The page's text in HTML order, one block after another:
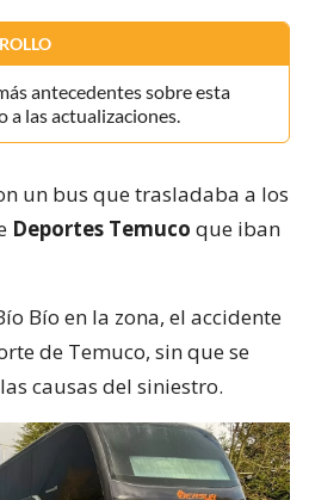
antecedentes sobre esta
a las actualizaciones.
un bus que trasladaba a los
Deportes Temuco que iban
Bío en la zona, el accidente
de Temuco, sin que se
causas del siniestro.